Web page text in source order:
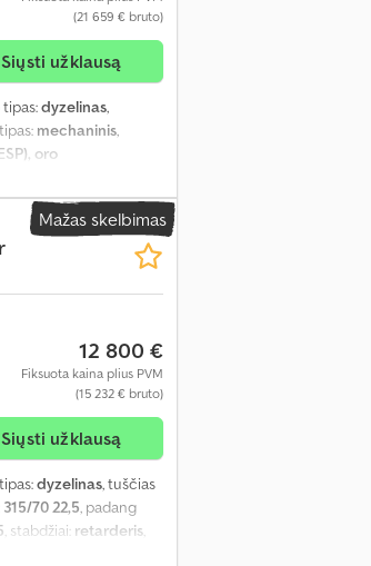
(21 659 € bruto)
Siųsti užklausą
dyzelinas,
mechaninis,
oro
Mažas skelbimas
12 800 €
Fiksuota kaina plius PVM
(15 232 € bruto)
Siųsti užklausą
dyzelinas, tuščias
315/70 22,5, padang
, stabdžiai: retarderis,